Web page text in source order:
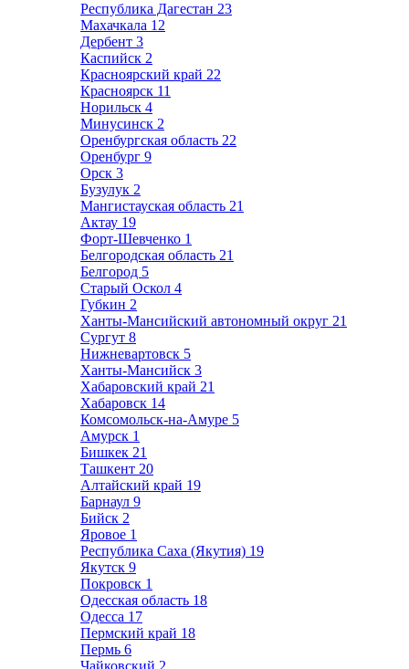
Республика Дагестан 23
Махачкала 12
Дербент 3
Каспийск 2
Красноярский край 22
Красноярск 11
Норильск 4
Минусинск 2
Оренбургская область 22
Оренбург 9
Орск 3
Бузулук 2
Мангистауская область 21
Актау 19
Форт-Шевченко 1
Белгородская область 21
Белгород 5
Старый Оскол 4
Губкин 2
Ханты-Мансийский автономный округ 21
Сургут 8
Нижневартовск 5
Ханты-Мансийск 3
Хабаровский край 21
Хабаровск 14
Комсомольск-на-Амуре 5
Амурск 1
Бишкек 21
Ташкент 20
Алтайский край 19
Барнаул 9
Бийск 2
Яровое 1
Республика Саха (Якутия) 19
Якутск 9
Покровск 1
Одесская область 18
Одесса 17
Пермский край 18
Пермь 6
Чайковский 2